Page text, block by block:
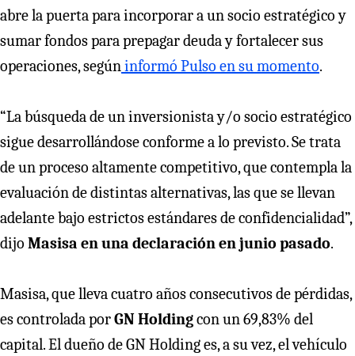
abre la puerta para incorporar a un socio estratégico y
sumar fondos para prepagar deuda y fortalecer sus
operaciones, segúninformó Pulso en su momento.
“La búsqueda de un inversionista y/o socio estratégico
sigue desarrollándose conforme a lo previsto. Se trata
de un proceso altamente competitivo, que contempla la
evaluación de distintas alternativas, las que se llevan
adelante bajo estrictos estándares de confidencialidad”,
dijo Masisa en una declaración en junio pasado.
Masisa, que lleva cuatro años consecutivos de pérdidas,
es controlada porGN Holdingcon un 69,83% del
capital. El dueño de GN Holding es, a su vez, el vehículo